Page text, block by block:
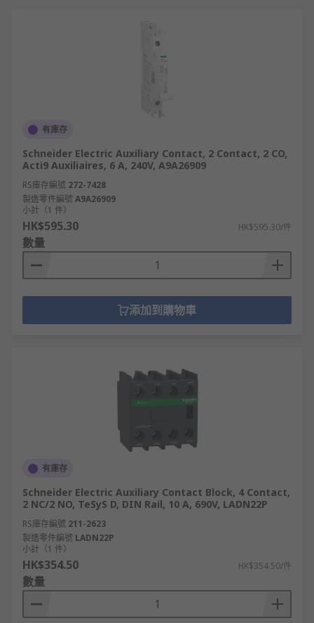
Although they can be used as stand-alone
hardware control gear such as push-button
controllers, auxiliary contacts are typically
internal components of a contactor and are used
to reduce current power in high voltage
applications. A range of auxiliary contacts is
available to compliment your contactor solution
有庫存
Schneider Electric Auxiliary Contact, 2 Contact, 2 CO,
Acti9 Auxiliaires, 6 A, 240V, A9A26909
RS庫存編號 272-7428
製造零件編號A9A26909
小計（1 件）
HK$595.30 HK$595.30/件
數量
添加到購物車
有庫存
Schneider Electric Auxiliary Contact Block, 4 Contact,
2 NC/2 NO, TeSyS D, DIN Rail, 10 A, 690V, LADN22P
RS庫存編號 211-2623
製造零件編號 LADN22P
小計（1 件）
HK$354.50 HK$354.50/件
數量